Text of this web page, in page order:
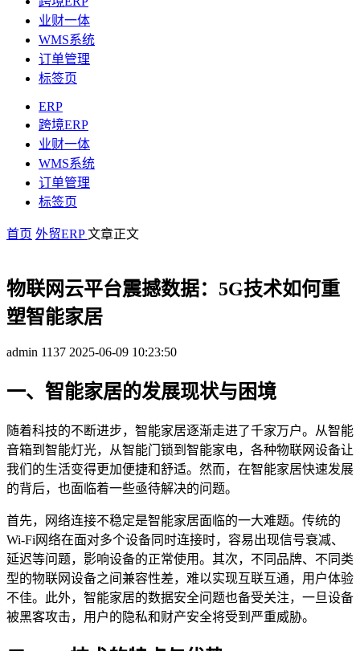
业财一体
WMS系统
订单管理
标签页
ERP
跨境ERP
业财一体
WMS系统
订单管理
标签页
首页 外贸ERP文章正文
物联网云平台震撼数据：5G技术如何重
塑智能家居
admin 1137 2025-06-09 10:23:50
一、智能家居的发展现状与困境
随着科技的不断进步，智能家居逐渐走进了千家万户。从智能
音箱到智能灯光，从智能门锁到智能家电，各种物联网设备让
我们的生活变得更加便捷和舒适。然而，在智能家居快速发展
的背后，也面临着一些亟待解决的问题。
首先，网络连接不稳定是智能家居面临的一大难题。传统的
Wi-Fi网络在面对多个设备同时连接时，容易出现信号衰减、
延迟等问题，影响设备的正常使用。其次，不同品牌、不同类
型的物联网设备之间兼容性差，难以实现互联互通，用户体验
不佳。此外，智能家居的数据安全问题也备受关注，一旦设备
被黑客攻击，用户的隐私和财产安全将受到严重威胁。